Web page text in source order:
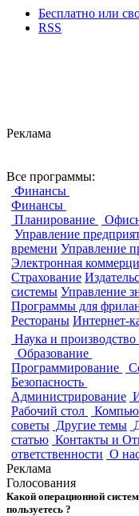
Бесплатно или
RSS
Реклама
Все программы:
Финансы
Финансы
Планирование
Управление
времени Управление
Электронная
Страхование
системы Управление
Программы для
Рестораны Интернет-
Наука и производство
Образование
Программирование
Безопасность
Администрирование
Рабочий стол
советы Другие темы
статью Контакты и
ответственности О
Реклама
Голосования
Какой операционной
пользуетесь ?